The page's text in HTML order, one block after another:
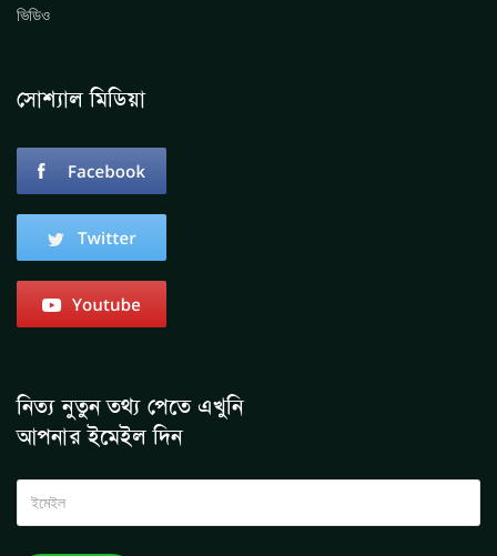
ভিডিও
সোশ্যাল মিডিয়া
নিত্য নুতুন তথ্য পেতে এখুনি
আপনার ইমেইল দিন